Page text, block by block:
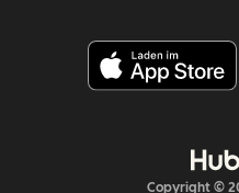
Copyright ©